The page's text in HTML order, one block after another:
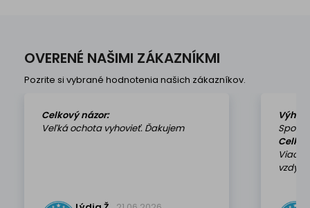
OVERENÉ NAŠIMI ZÁKAZNÍKMI
Pozrite si vybrané hodnotenia našich zákazníkov.
Celkový názor:
Veľká ochota vyhovieť. Ďakujem
vzdy k